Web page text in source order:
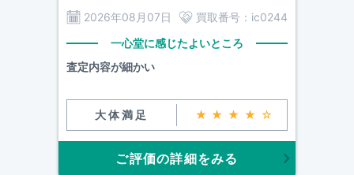
2026年08月07日
買取番号： ic0244
一心堂に感じたよいところ
査定内容が細かい
大体満足 ★★★★☆
ご評価の詳細をみる